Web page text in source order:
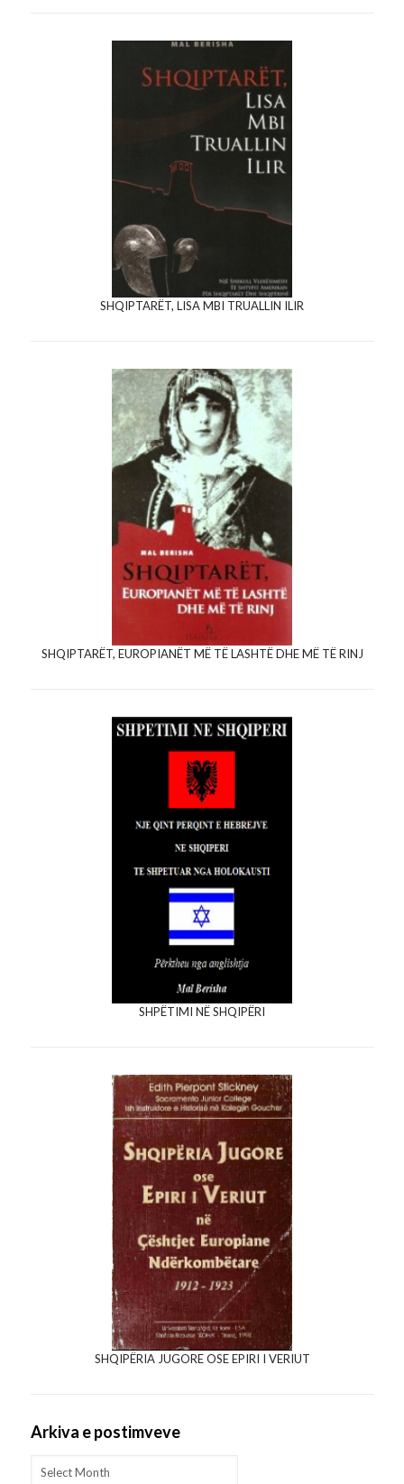
SHQIPTARËT, LISA MBI TRUALLIN ILIR
SHQIPTARËT, EUROPIANËT MË TË LASHTË DHE MË TË RINJ
SHPËTIMI NË SHQIPËRI
SHQIPËRIA JUGORE OSE EPIRI I VERIUT
Arkiva e postimveve